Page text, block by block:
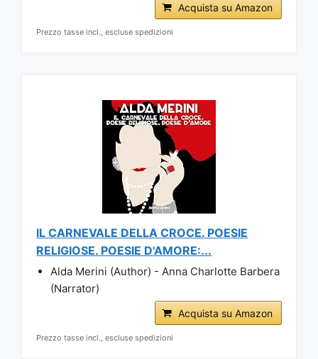
Acquista su Amazon
Prezzo tasse incl., escluse spedizioni
IL CARNEVALE DELLA CROCE. POESIE
RELIGIOSE. POESIE D'AMORE:...
Alda Merini (Author) - Anna Charlotte Barbera
(Narrator)
Acquista su Amazon
Prezzo tasse incl., escluse spedizioni